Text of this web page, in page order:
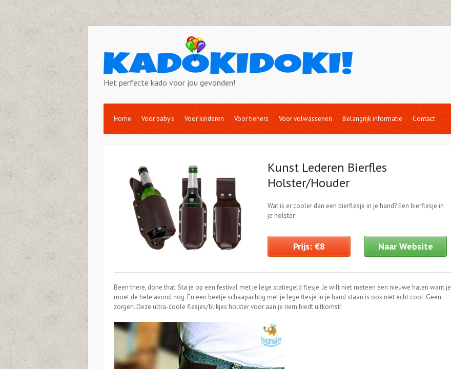
Het perfecte kado voor jou gevonden!
Home Voor baby’s Voor kinderen Voor tieners Voor volwassenen Belangrijk informatie Contact
Kunst Lederen Bierfles
Holster/Houder
Wat is er cooler dan een bierflesje in je hand? Een bierflesje in
je holster!
Prijs: €8 Naar Website
Been there, done that. Sta je op een festival met je lege statiegeld flesje. Je wilt niet meteen een nieuwe halen want je
moet de hele avond nog. En een beetje schaapachtig met je lege flesje in je hand staan is ook niet echt cool. Geen
zorgen. Deze ultra-coole flesjes/blikjes holster voor aan je riem biedt uitkomst!